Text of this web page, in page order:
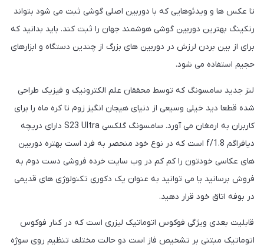
تا عکس ها و ویدئوهایی که با دوربین اصلی گوشی ثبت می شود بتواند
رنکینگ بهترین دوربین گوشی هوشمند جهان را ثبت کند. باید بدانید که
برای از بین بردن لرزش در دوربین های بزرگ از چندین دستگاه و ابزارهای
حجیم استفاده می شود.
لنز جدید سامسونگ که توسط محققان علم الکترونیک و فیزیک طراحی
شده قطعا دید خیلی وسیعی از دنیای هیجان انگیز زوم تا کره ماه را برای
کاربران به ارمغان می آورد. سامسونگ گلکسی S23 Ultra دارای دریچه
دیافراگم f/1.8 است که در نوع خود منحصر به فرد است بهتره دوربین
های عکاسی خودتون را کم کم در وب سایت خرده فروشی دست دوم به
فروش برسانید یا می توانید به عنوان یک دکوری تکنولوژی های قدیمی
در بوفه اتاق خود قرار دهید.
قابلیت بعدی ویژگی فوکوس اتوماتیک لیزری است که در کنار فوکوس
اتوماتیک مبتنی بر تشخیص فاز است دو حالت مختلف تنظیم روی سوژه